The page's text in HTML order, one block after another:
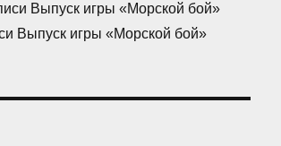
Выпуск игры «Морской бой»
Выпуск игры «Морской бой»